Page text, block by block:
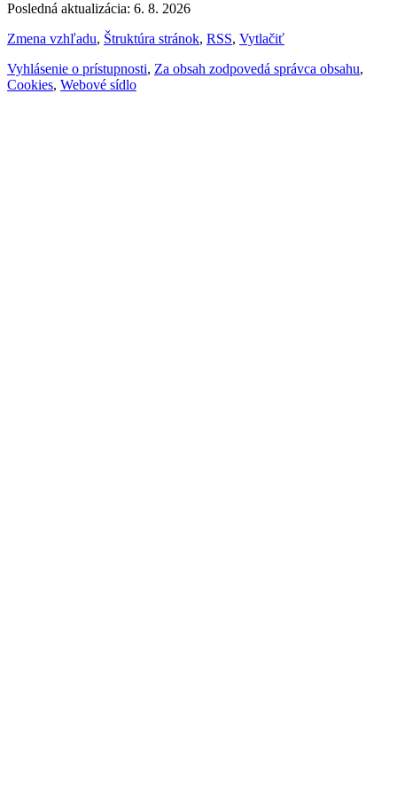
Posledná aktualizácia: 6. 8. 2026
Zmena vzhľadu, Štruktúra stránok, RSS, Vytlačiť
Vyhlásenie o prístupnosti, Za obsah zodpovedá správca obsahu,
Cookies, Webové sídlo